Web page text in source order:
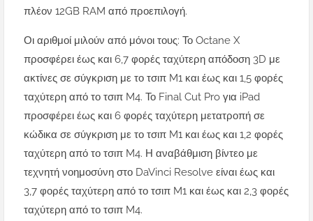
πλέον 12GB RAM από προεπιλογή.
Οι αριθμοί μιλούν από μόνοι τους: Το Octane X
προσφέρει έως και 6,7 φορές ταχύτερη απόδοση 3D με
ακτίνες σε σύγκριση με το τσιπ M1 και έως και 1,5 φορές
ταχύτερη από το τσιπ M4. Το Final Cut Pro για iPad
προσφέρει έως και 6 φορές ταχύτερη μετατροπή σε
κώδικα σε σύγκριση με το τσιπ M1 και έως και 1,2 φορές
ταχύτερη από το τσιπ M4. Η αναβάθμιση βίντεο με
τεχνητή νοημοσύνη στο DaVinci Resolve είναι έως και
3,7 φορές ταχύτερη από το τσιπ M1 και έως και 2,3 φορές
ταχύτερη από το τσιπ M4.